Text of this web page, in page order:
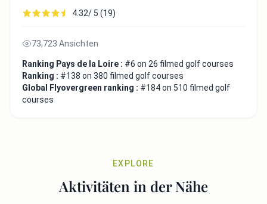
4.32/ 5 (19)
73,723 Ansichten
Ranking Pays de la Loire : #6 on 26 filmed golf courses
Ranking : #138 on 380 filmed golf courses
Global Flyovergreen ranking : #184 on 510 filmed golf
courses
EXPLORE
Aktivitäten in der Nähe